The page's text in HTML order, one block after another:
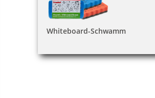
Whiteboard-Schwamm